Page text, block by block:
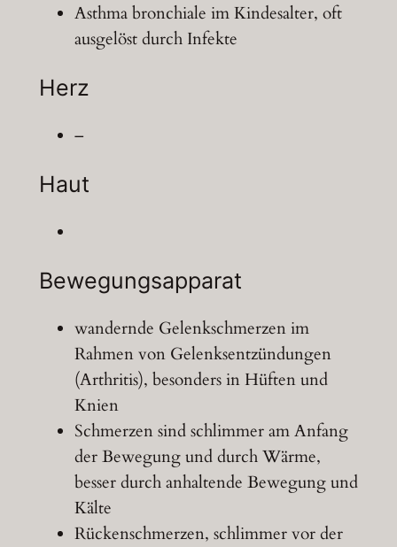
Asthma bronchiale im Kindesalter, oft
ausgelöst durch Infekte
Herz
–
Haut
Bewegungsapparat
wandernde Gelenkschmerzen im
Rahmen von Gelenksentzündungen
(Arthritis), besonders in Hüften und
Knien
Schmerzen sind schlimmer am Anfang
der Bewegung und durch Wärme,
besser durch anhaltende Bewegung und
Kälte
Rückenschmerzen, schlimmer vor der